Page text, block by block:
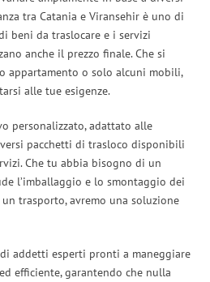
tra Catania e Viransehir è uno di
beni da traslocare e i servizi
anche il prezzo finale. Che si
appartamento o solo alcuni mobili,
alle tue esigenze.
personalizzato, adattato alle
pacchetti di trasloco disponibili
Che tu abbia bisogno di un
l’imballaggio e lo smontaggio dei
trasporto, avremo una soluzione
addetti esperti pronti a maneggiare
efficiente, garantendo che nulla